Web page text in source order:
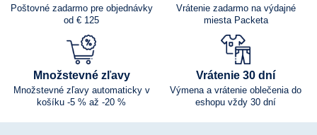
Poštovné zadarmo pre objednávky
od € 125
Vrátenie zadarmo na výdajné
miesta Packeta
Množstevné zľavy
Množstevné zľavy automaticky v
košíku -5 % až -20 %
Vrátenie 30 dní
Výmena a vrátenie oblečenia do
eshopu vždy 30 dní